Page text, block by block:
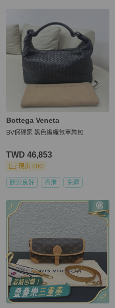
Bottega Veneta
BV保碟家 黑色編織包單肩包
TWD 46,853
現折 800
狀況良好 香港 免運